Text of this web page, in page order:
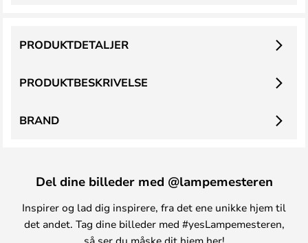
PRODUKTBESKRIVELSE
PRODUKTDETALJER
BRAND
Del dine billeder med @lampemesteren
Inspirer og lad dig inspirere, fra det ene unikke hjem til
det andet. Tag dine billeder med #yesLampemesteren,
så ser du måske dit hjem her!